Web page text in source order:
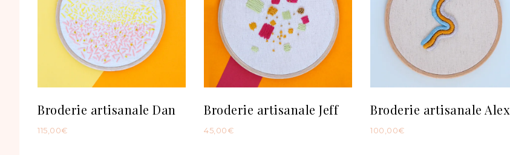
Broderie artisanale Dan
115,00€
Broderie artisanale Jeff
45,00 €
Broderie artisanale Alex
100,00€